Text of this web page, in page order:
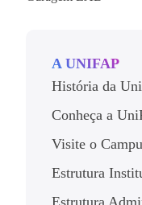
A UNIFAP
História da
Conheça a
Visite o
Estrutura
Estrutura